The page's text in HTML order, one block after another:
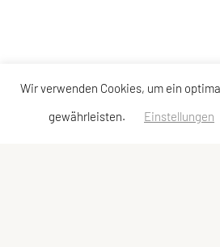
Wir verwenden Cookies, um ein
gewährleisten.
Einstellungen